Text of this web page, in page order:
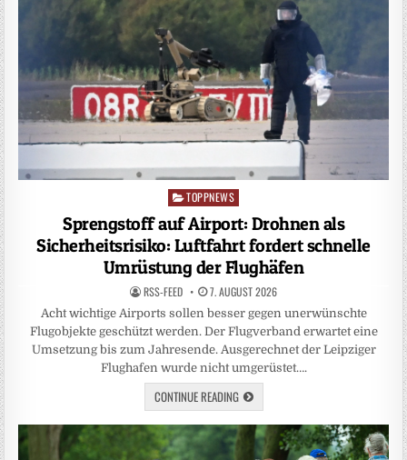
Posted
TOPPNEWS
Sprengstoff auf Airport: Drohnen als
Sicherheitsrisiko: Luftfahrt fordert schnelle
Umrüstung der Flughäfen
RSS-FEED 7. AUGUST 2026
Acht wichtige Airports sollen besser gegen unerwünschte
Flugobjekte geschützt werden. Der Flugverband erwartet eine
Umsetzung bis zum Jahresende. Ausgerechnet der Leipziger
Flughafen wurde nicht umgerüstet….
CONTINUE READING